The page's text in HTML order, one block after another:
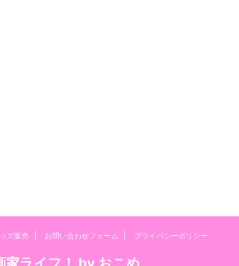
ズ販売 お問い合わせフォーム プライバシーポリシー